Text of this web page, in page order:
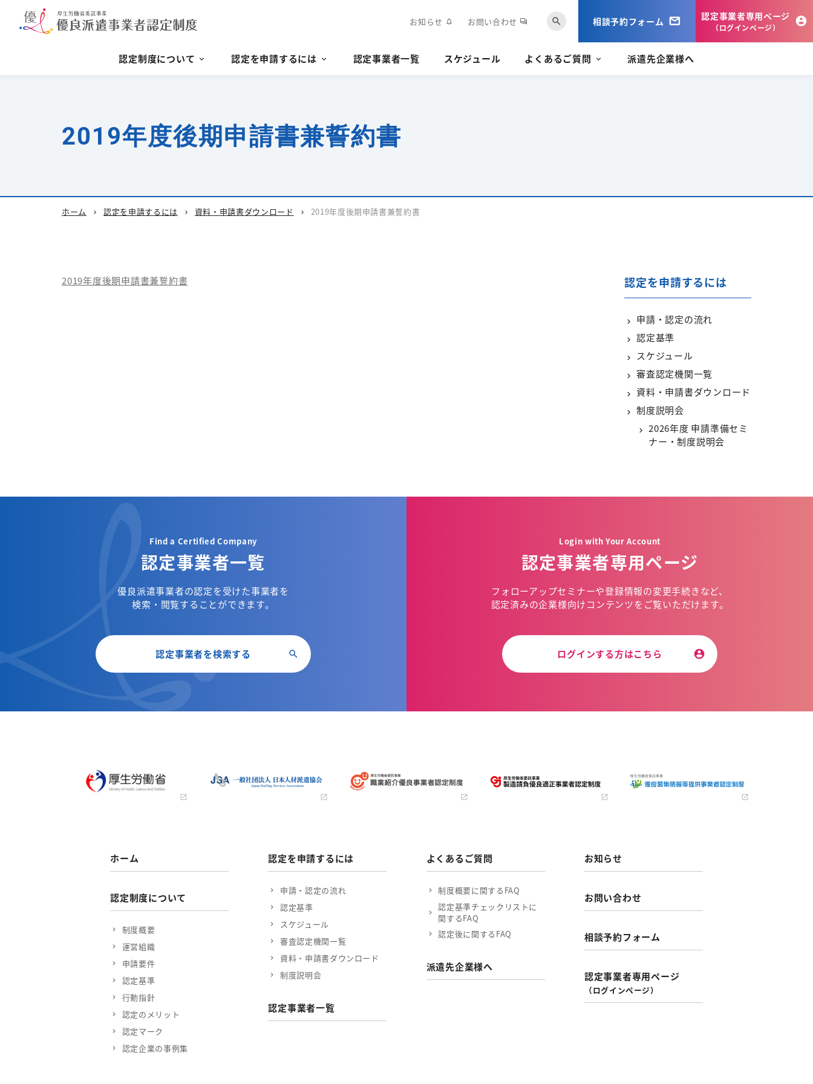
お知らせ notifications お問い合わせ forum search 相談予約フォーム 認定事業者専用ページ
（ログインページ）
認定制度について 認定を申請するには 認定事業者一覧 スケジュール よくあるご質問 派遣先企業様へ
2019年度後期申請書兼誓約書
ホーム chevron_right 認定を申請するには chevron_right 資料・申請書ダウンロード chevron_right 2019年度後期申請書兼誓約書
2019年度後期申請書兼誓約書 認定を申請するには
申請・認定の流れ
認定基準
スケジュール
審査認定機関一覧
資料・申請書ダウンロード
制度説明会
2026年度 申請準備セミ
ナー・制度説明会
Find a Certified Company
認定事業者一覧
優良派遣事業者の認定を受けた事業者を
検索・閲覧することができます。
認定事業者を検索する
Login with Your Account
認定事業者専用ページ
フォローアップセミナーや登録情報の変更手続きなど、
認定済みの企業様向けコンテンツを ご覧いただけます。
ログインする方はこちら
ホーム
認定制度について
制度概要
運営組織
申請要件
認定基準
行動指針
認定のメリット
認定マーク
認定企業の事例集
認定を申請するには
申請・認定の流れ
認定基準
スケジュール
審査認定機関一覧
資料・申請書ダウンロード
制度説明会
認定事業者一覧
よくあるご質問
制度概要に関するFAQ
認定基準チェックリストに
関するFAQ
認定後に関するFAQ
派遣先企業様へ
お知らせ
お問い合わせ
相談予約フォーム
認定事業者専用ページ
（ログインページ）